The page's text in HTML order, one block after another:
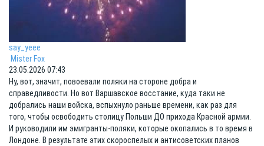
say_yeee
Mister Fox
23.05.2026 07:43
Ну, вот, значит, повоевали поляки на стороне добра и
справедливости. Но вот Варшавское восстание, куда таки не
добрались наши войска, вспыхнуло раньше времени, как раз для
того, чтобы освободить столицу Польши ДО прихода Красной армии.
И руководили им эмигранты-поляки, которые окопались в то время в
Лондоне. В результате этих скороспелых и антисоветских планов